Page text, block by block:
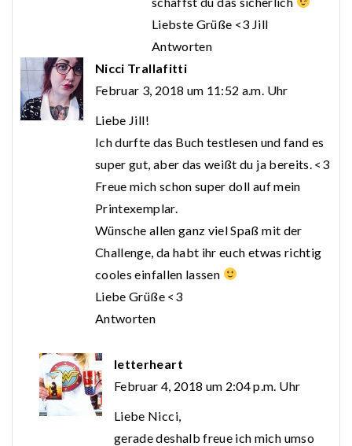
Liebste Grüße <3 Jill
Antworten
Nicci Trallafitti
Februar 3, 2018 um 11:52 a.m. Uhr
Liebe Jill!
Ich durfte das Buch testlesen und fand es
super gut, aber das weißt du ja bereits. <3
Freue mich schon super doll auf mein
Printexemplar.
Wünsche allen ganz viel Spaß mit der
Challenge, da habt ihr euch etwas richtig
cooles einfallen lassen
Liebe Grüße <3
Antworten
letterheart
Februar 4, 2018 um 2:04 p.m. Uhr
Liebe Nicci,
gerade deshalb freue ich mich umso